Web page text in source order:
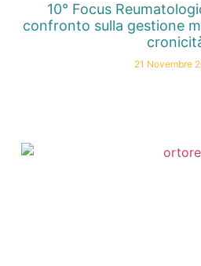
10° Focus
confronto sulla gestione
21 Novembre